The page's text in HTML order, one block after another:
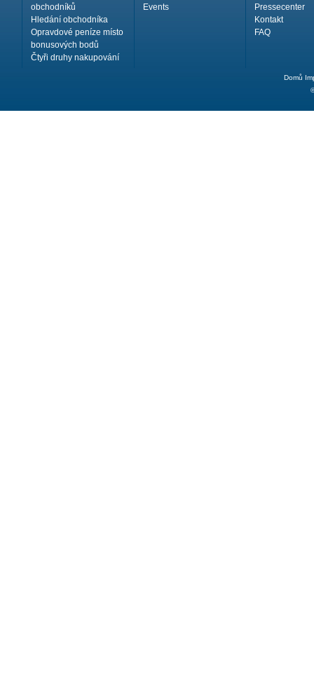
obchodníků
Hledání obchodníka
Opravdové peníze místo
bonusových bodů
Čtyři druhy nakupování
Events
Pressecenter
Kontakt
FAQ
Domů